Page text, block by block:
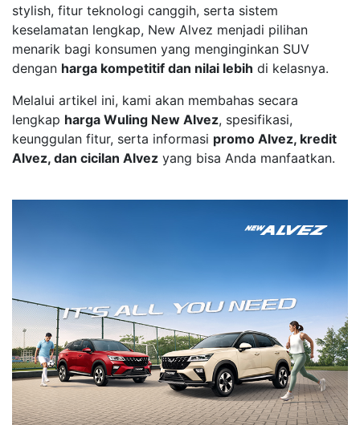
stylish, fitur teknologi canggih, serta sistem
keselamatan lengkap, New Alvez menjadi pilihan
menarik bagi konsumen yang menginginkan SUV
dengan harga kompetitif dan nilai lebih di kelasnya.
Melalui artikel ini, kami akan membahas secara
lengkap harga Wuling New Alvez, spesifikasi,
keunggulan fitur, serta informasi promo Alvez, kredit
Alvez, dan cicilan Alvez yang bisa Anda manfaatkan.